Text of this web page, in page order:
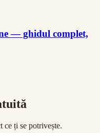
— ghidul complet,
ce ți se potrivește.